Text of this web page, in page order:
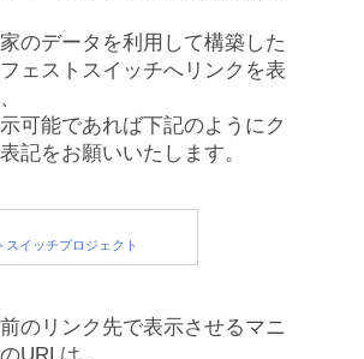
のデータを利用して構築した
ェストスイッチへリンクを表
可能であれば下記のようにク
記をお願いいたします。
のリンク先で表示させるマニ